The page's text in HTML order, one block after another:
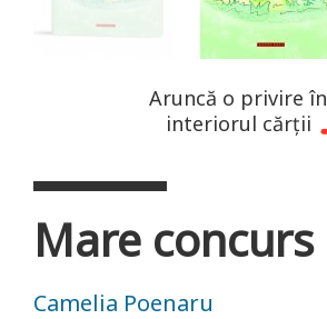
Aruncă o privire în
interiorul cărții
Mare concurs
Camelia Poenaru